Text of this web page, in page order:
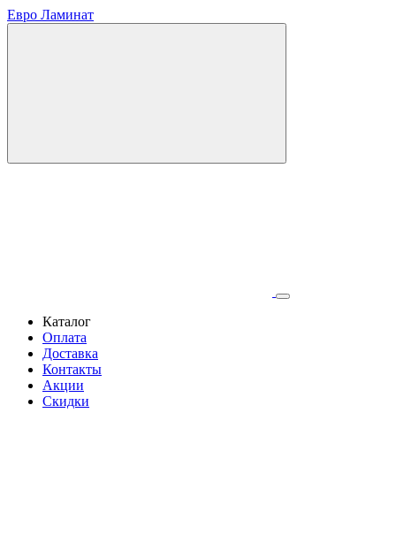
Евро Ламинат
Каталог
Оплата
Доставка
Контакты
Акции
Скидки